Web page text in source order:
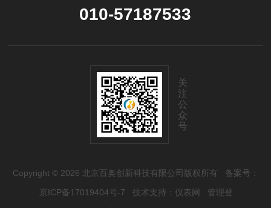
010-57187533
关
注
公
众
号
Copyright © 2026 北京百奥创新科技有限公司版权所有 备案号：
京ICP备17019404号-7 技术支持： 仪表网
管理登